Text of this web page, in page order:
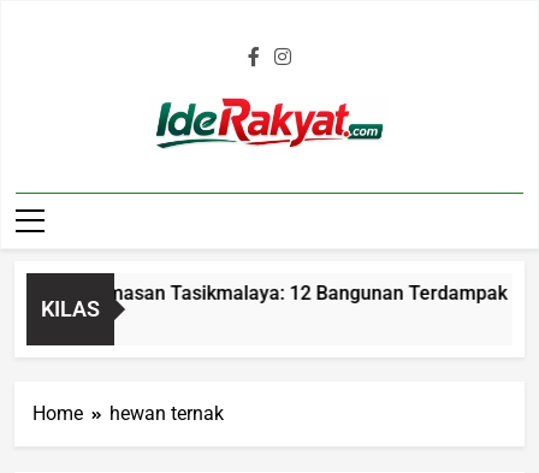
Iderakyat.com
KILAS
Parumasan Tasikmalaya: 12 Bangunan Terdampak
Home hewan ternak